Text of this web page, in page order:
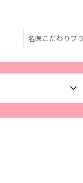
名医こだわりブ